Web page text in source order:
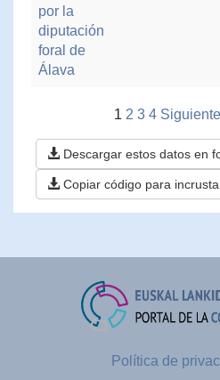
por la
diputación
foral de
Álava
1 2 3 4
Descargar estos datos en
Copiar código para
Política de